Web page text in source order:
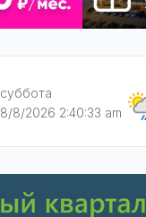
суббота
8/8/2026 2:40:34 am